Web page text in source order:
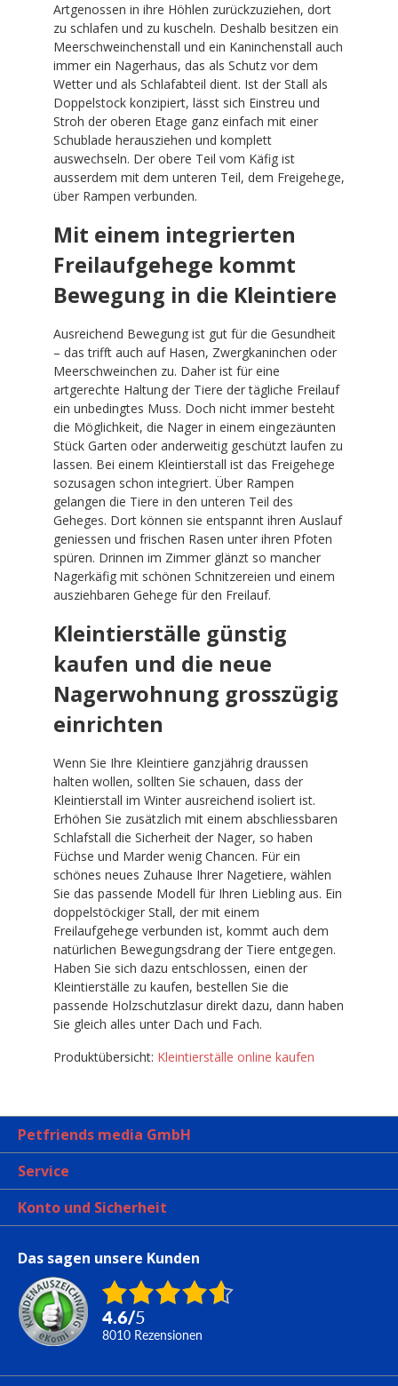
Artgenossen in ihre Höhlen zurückzuziehen, dort
zu schlafen und zu kuscheln. Deshalb besitzen ein
Meerschweinchenstall und ein Kaninchenstall auch
immer ein Nagerhaus, das als Schutz vor dem
Wetter und als Schlafabteil dient. Ist der Stall als
Doppelstock konzipiert, lässt sich Einstreu und
Stroh der oberen Etage ganz einfach mit einer
Schublade herausziehen und komplett
auswechseln. Der obere Teil vom Käfig ist
ausserdem mit dem unteren Teil, dem Freigehege,
über Rampen verbunden.
Mit einem integrierten
Freilaufgehege kommt
Bewegung in die Kleintiere
Ausreichend Bewegung ist gut für die Gesundheit
– das trifft auch auf Hasen, Zwergkaninchen oder
Meerschweinchen zu. Daher ist für eine
artgerechte Haltung der Tiere der tägliche Freilauf
ein unbedingtes Muss. Doch nicht immer besteht
die Möglichkeit, die Nager in einem eingezäunten
Stück Garten oder anderweitig geschützt laufen zu
lassen. Bei einem Kleintierstall ist das Freigehege
sozusagen schon integriert. Über Rampen
gelangen die Tiere in den unteren Teil des
Geheges. Dort können sie entspannt ihren Auslauf
geniessen und frischen Rasen unter ihren Pfoten
spüren. Drinnen im Zimmer glänzt so mancher
Nagerkäfig mit schönen Schnitzereien und einem
ausziehbaren Gehege für den Freilauf.
Kleintierställe günstig
kaufen und die neue
Nagerwohnung grosszügig
einrichten
Wenn Sie Ihre Kleintiere ganzjährig draussen
halten wollen, sollten Sie schauen, dass der
Kleintierstall im Winter ausreichend isoliert ist.
Erhöhen Sie zusätzlich mit einem abschliessbaren
Schlafstall die Sicherheit der Nager, so haben
Füchse und Marder wenig Chancen. Für ein
schönes neues Zuhause Ihrer Nagetiere, wählen
Sie das passende Modell für Ihren Liebling aus. Ein
doppelstöckiger Stall, der mit einem
Freilaufgehege verbunden ist, kommt auch dem
natürlichen Bewegungsdrang der Tiere entgegen.
Haben Sie sich dazu entschlossen, einen der
Kleintierställe zu kaufen, bestellen Sie die
passende Holzschutzlasur direkt dazu, dann haben
Sie gleich alles unter Dach und Fach.
Produktübersicht: Kleintierställe online kaufen
Petfriends media GmbH
Service
Konto und Sicherheit
Das sagen unsere Kunden
4.6/5
8010 Rezensionen